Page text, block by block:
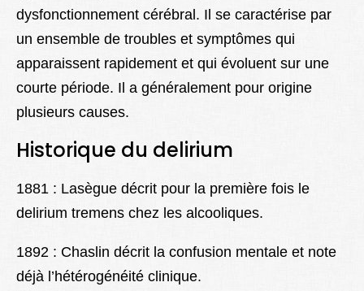
dysfonctionnement cérébral. Il se caractérise par
un ensemble de troubles et symptômes qui
apparaissent rapidement et qui évoluent sur une
courte période. Il a généralement pour origine
plusieurs causes.
Historique du delirium
1881 : Lasègue décrit pour la première fois le
delirium tremens chez les alcooliques.
1892 : Chaslin décrit la confusion mentale et note
déjà l’hétérogénéité clinique.